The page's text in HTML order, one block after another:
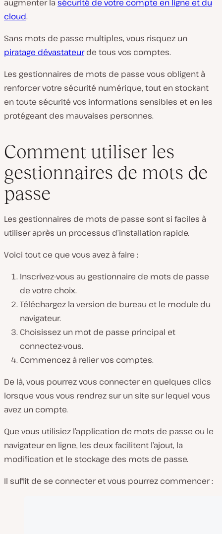
augmenter la sécurité de votre compte en ligne et du
cloud.
Sans mots de passe multiples, vous risquez un
piratage dévastateurde tous vos comptes.
Les gestionnaires de mots de passe vous obligent à
renforcer votre sécurité numérique, tout en stockant
en toute sécurité vos informations sensibles et en les
protégeant des mauvaises personnes.
Comment utiliser les
gestionnaires de mots de
passe
Les gestionnaires de mots de passe sont si faciles à
utiliser après un processus d’installation rapide.
Voici tout ce que vous avez à faire :
Inscrivez-vous au gestionnaire de mots de passe
de votre choix.
Téléchargez la version de bureau et le module du
navigateur.
Choisissez un mot de passe principal et
connectez-vous.
Commencez à relier vos comptes.
De là, vous pourrez vous connecter en quelques clics
lorsque vous vous rendrez sur un site sur lequel vous
avez un compte.
Que vous utilisiez l’application de mots de passe ou le
navigateur en ligne, les deux facilitent l’ajout, la
modification et le stockage des mots de passe.
Il suffit de se connecter et vous pourrez commencer :